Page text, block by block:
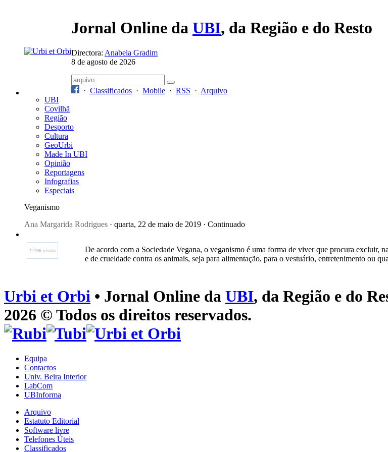
Jornal Online da UBI, da Região e do Resto
Directora: Anabela Gradim
8 de agosto de 2026
· Classificados · Mobile · RSS · Arquivo
UBI
Covilhã
Região
Desporto
Cultura
GeoUrbi
Made In UBI
Opinião
Reportagens
Infografias
Especiais
Veganismo
Ana Margarida Rodrigues · quarta, 22 de maio de 2019 · Continuado
22196 visitas
De acordo com a Sociedade Vegana, o veganismo é uma forma de viver que procura excluir,
e de crueldade contra os animais, seja para alimentação, para o vestuário, entretenimento ou
Urbi et Orbi • Jornal Online da UBI, da Região e do
2026 © Todos os direitos reservados.
Equipa
Contactos
Univ. Beira Interior
LabCom
UBInforma
Arquivo
Estatuto Editorial
Software livre
Telefones Úteis
Classificados